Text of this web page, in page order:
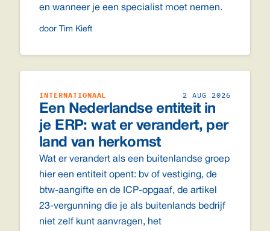
en wanneer je een specialist moet nemen.
door Tim Kieft
INTERNATIONAAL 2 AUG 2026
Een Nederlandse entiteit in
je ERP: wat er verandert, per
land van herkomst
Wat er verandert als een buitenlandse groep
hier een entiteit opent: bv of vestiging, de
btw-aangifte en de ICP-opgaaf, de artikel
23-vergunning die je als buitenlands bedrijf
niet zelf kunt aanvragen, het